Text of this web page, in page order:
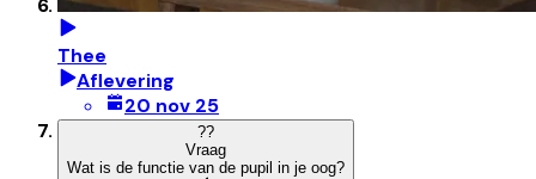
Thee
Aflevering
20 nov 25
??
Vraag
Wat is de functie van de pupil in je oog?